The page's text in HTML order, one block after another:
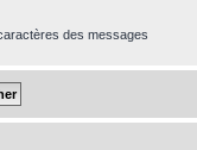
des messages